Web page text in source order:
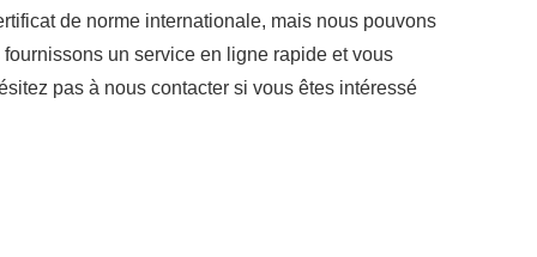
de norme internationale, mais nous pouvons
un service en ligne rapide et vous
pas à nous contacter si vous êtes intéressé